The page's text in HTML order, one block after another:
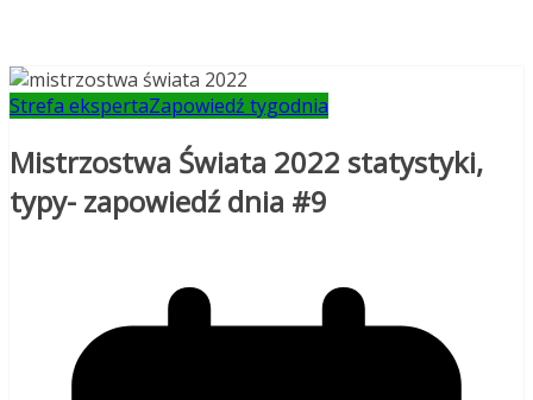
Strefa ekspertaZapowiedź tygodnia
Mistrzostwa Świata 2022 statystyki,
typy- zapowiedź dnia #9